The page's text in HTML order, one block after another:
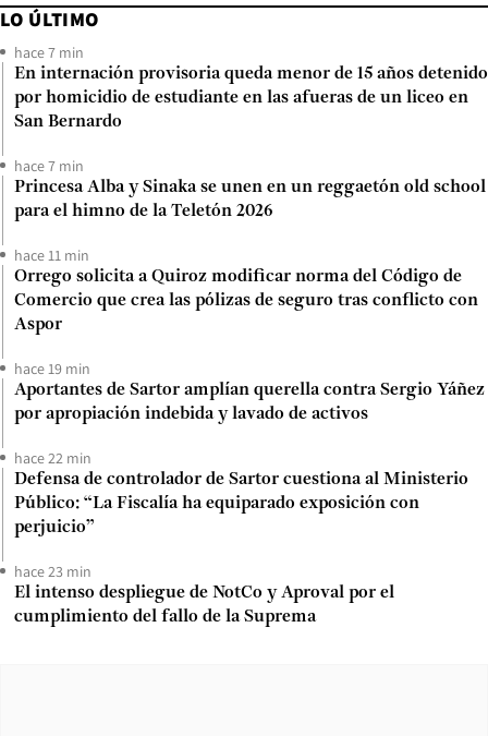
LO ÚLTIMO
hace 7 min
En internación provisoria queda menor de 15 años detenido
por homicidio de estudiante en las afueras de un liceo en
San Bernardo
hace 7 min
Princesa Alba y Sinaka se unen en un reggaetón old school
para el himno de la Teletón 2026
hace 11 min
Orrego solicita a Quiroz modificar norma del Código de
Comercio que crea las pólizas de seguro tras conflicto con
Aspor
hace 19 min
Aportantes de Sartor amplían querella contra Sergio Yáñez
por apropiación indebida y lavado de activos
hace 22 min
Defensa de controlador de Sartor cuestiona al Ministerio
Público: “La Fiscalía ha equiparado exposición con
perjuicio”
hace 23 min
El intenso despliegue de NotCo y Aproval por el
cumplimiento del fallo de la Suprema